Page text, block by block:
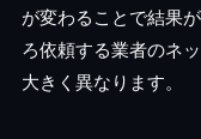
が変わることで結果
ろ依頼する業者のネ
大きく異なります。